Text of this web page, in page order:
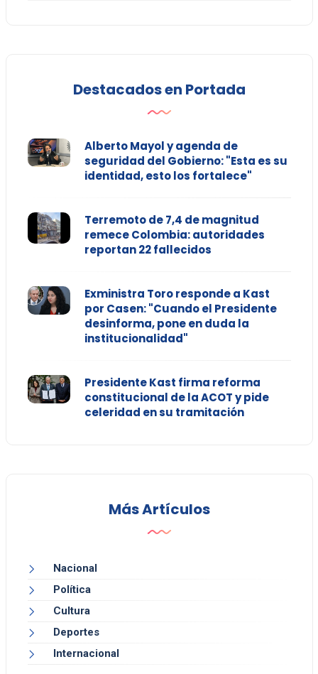
Destacados en Portada
Alberto Mayol y agenda de
seguridad del Gobierno: "Esta es su
identidad, esto los fortalece"
Terremoto de 7,4 de magnitud
remece Colombia: autoridades
reportan 22 fallecidos
Exministra Toro responde a Kast
por Casen: "Cuando el Presidente
desinforma, pone en duda la
institucionalidad"
Presidente Kast firma reforma
constitucional de la ACOT y pide
celeridad en su tramitación
Más Artículos
Nacional
Política
Cultura
Deportes
Internacional